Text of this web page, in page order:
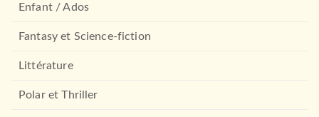
Enfant / Ados
Fantasy et Science-fiction
Littérature
Polar et Thriller